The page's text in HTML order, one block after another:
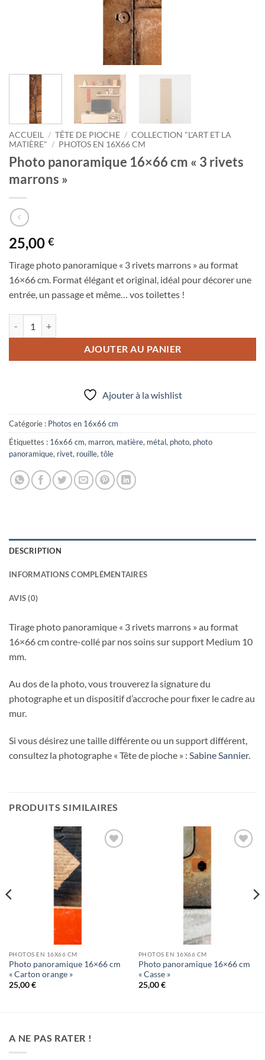
ACCUEIL / TÊTE DE PIOCHE / COLLECTION "L'ART ET LA
MATIÈRE" / PHOTOS EN 16X66 CM
Photo panoramique 16×66 cm « 3 rivets
marrons »
25,00 €
Tirage photo panoramique « 3 rivets marrons » au format
16×66 cm. Format élégant et original, idéal pour décorer une
entrée, un passage et même… vos toilettes !
AJOUTER AU PANIER
Ajouter à la wishlist
Catégorie : Photos en 16x66 cm
Étiquettes : 16x66 cm, marron, matière, métal, photo, photo
panoramique, rivet, rouille, tôle
DESCRIPTION
INFORMATIONS COMPLÉMENTAIRES
AVIS (0)
Tirage photo panoramique « 3 rivets marrons » au format
16×66 cm contre-collé par nos soins sur support Medium 10
mm.
Au dos de la photo, vous trouverez la signature du
photographe et un dispositif d’accroche pour fixer le cadre au
mur.
Si vous désirez une taille différente ou un support différent,
consultez la photographe « Tête de pioche » : Sabine Sannier.
PRODUITS SIMILAIRES
PHOTOS EN 16X66 CM
Photo panoramique 16×66 cm
« Carton orange »
25,00€
PHOTOS EN 16X66 CM
Photo panoramique 16×66 cm
« Casse »
25,00€
A NE PAS RATER !